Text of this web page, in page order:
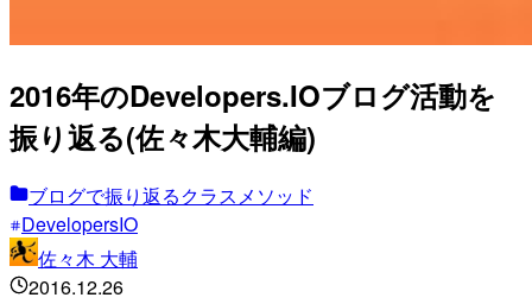
2016年のDevelopers.IOブログ活動を
振り返る(佐々木大輔編)
ブログで振り返るクラスメソッド
DevelopersIO
佐々木 大輔
2016.12.26